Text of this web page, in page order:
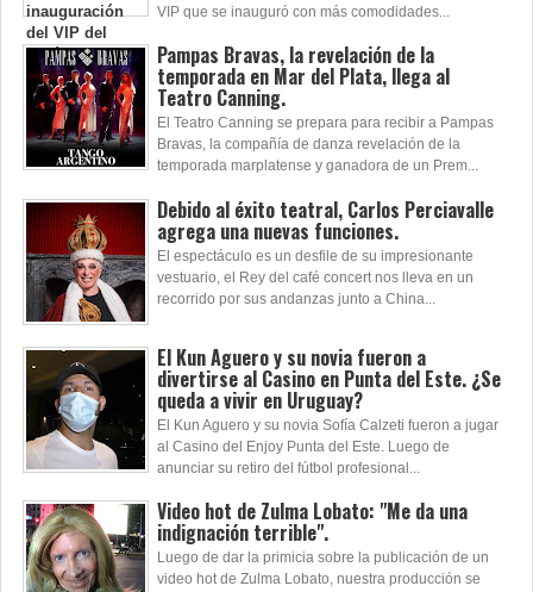
VIP que se inauguró con más comodidades...
Pampas Bravas, la revelación de la
temporada en Mar del Plata, llega al
Teatro Canning.
El Teatro Canning se prepara para recibir a Pampas
Bravas, la compañía de danza revelación de la
temporada marplatense y ganadora de un Prem...
Debido al éxito teatral, Carlos Perciavalle
agrega una nuevas funciones.
El espectáculo es un desfile de su impresionante
vestuario, el Rey del café concert nos lleva en un
recorrido por sus andanzas junto a China...
El Kun Aguero y su novia fueron a
divertirse al Casino en Punta del Este. ¿Se
queda a vivir en Uruguay?
El Kun Aguero y su novia Sofía Calzeti fueron a jugar
al Casino del Enjoy Punta del Este. Luego de
anunciar su retiro del fútbol profesional...
Video hot de Zulma Lobato: "Me da una
indignación terrible".
Luego de dar la primicia sobre la publicación de un
video hot de Zulma Lobato, nuestra producción se